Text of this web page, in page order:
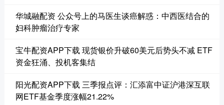
华城融配资 公众号上的马医生谈癌解惑：中西医结合的
妇科肿瘤治疗专家
宝牛配资APP下载 现货银价升破60美元后势头不减 ETF
资金狂涌、投机客集结
阳光配资APP下载 三季报点评：汇添富中证沪港深互联
网ETF基金季度涨幅21.22%